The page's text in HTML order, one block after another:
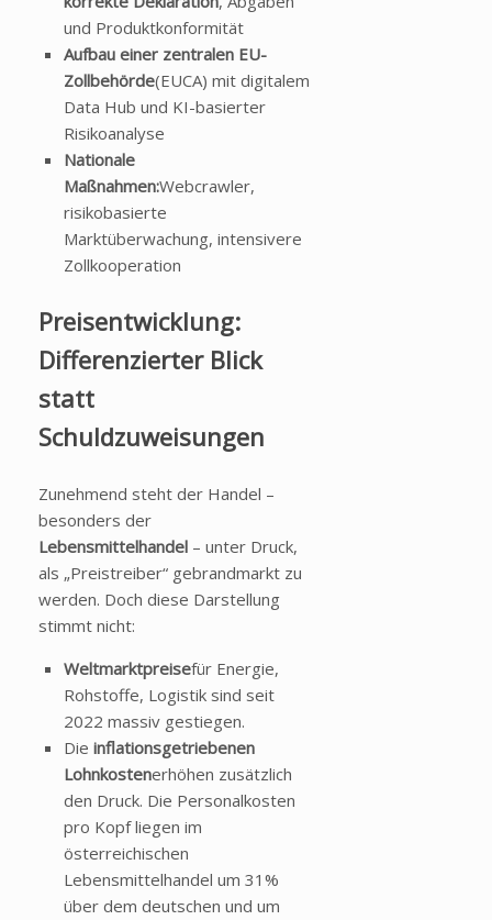
und Produktkonformität
Aufbau einer zentralen EU-
Zollbehörde(EUCA) mit digitalem
Data Hub und KI-basierter
Risikoanalyse
Nationale
Maßnahmen:Webcrawler,
risikobasierte
Marktüberwachung, intensivere
Zollkooperation
Preisentwicklung:
Differenzierter Blick
statt
Schuldzuweisungen
Zunehmend steht der Handel –
besonders der
Lebensmittelhandel – unter Druck,
als „Preistreiber“ gebrandmarkt zu
werden. Doch diese Darstellung
stimmt nicht:
Weltmarktpreisefür Energie,
Rohstoffe, Logistik sind seit
2022 massiv gestiegen.
Die inflationsgetriebenen
Lohnkostenerhöhen zusätzlich
den Druck. Die Personalkosten
pro Kopf liegen im
österreichischen
Lebensmittelhandel um 31%
über dem deutschen und um